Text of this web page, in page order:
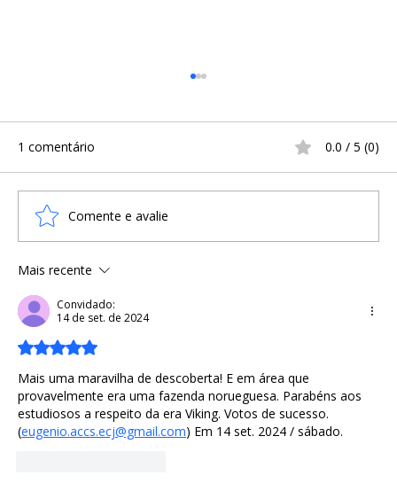
enterrado na Noruega
1 comentário 0.0 / 5 (0)
Comente e avalie
Mais recente
Convidado:
14 de set. de 2024
Avaliado com 5 de 5 estrelas.
Mais uma maravilha de descoberta! E em área que
provavelmente era uma fazenda norueguesa. Parabéns aos
estudiosos a respeito da era Viking. Votos de sucesso.
(eugenio.accs.ecj@gmail.com) Em 14 set. 2024 / sábado.